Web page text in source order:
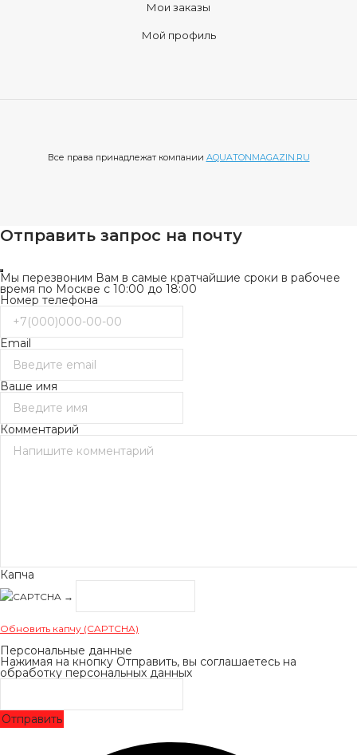
Мои заказы
Мой профиль
Все права принадлежат компании AQUATONMAGAZIN.RU
Отправить запрос на почту
Мы перезвоним Вам в самые кратчайшие сроки в рабочее
время по Москве с 10:00 до 18:00
Номер телефона
Email
Ваше имя
Комментарий
Капча
→
Обновить капчу (CAPTCHA)
Персональные данные
Нажимая на кнопку Отправить, вы соглашаетесь на
обработку персональных данных
Отправить